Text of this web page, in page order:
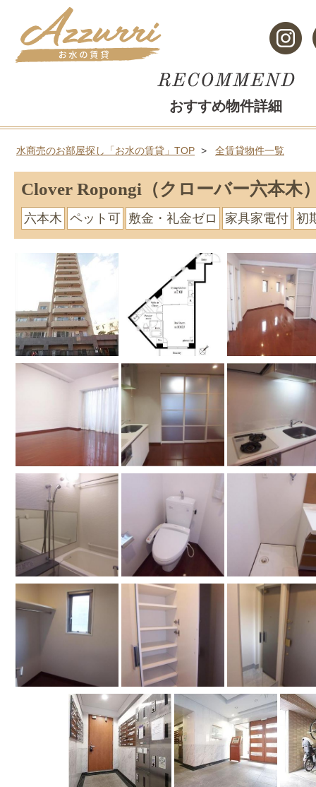
おすすめ物件詳細
水商売のお部屋探し「お水の賃貸」TOP 全賃貸物件一覧
Clover Ropongi（クローバー六本木
六本木 ペット可 敷金・礼金ゼロ 家具家電付 初